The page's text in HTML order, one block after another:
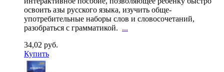
освоить азы русского языка, изучить обще­
употребительные наборы слов и словосочетаний,
разобраться с грамматикой. ...
34,02 руб.
Купить